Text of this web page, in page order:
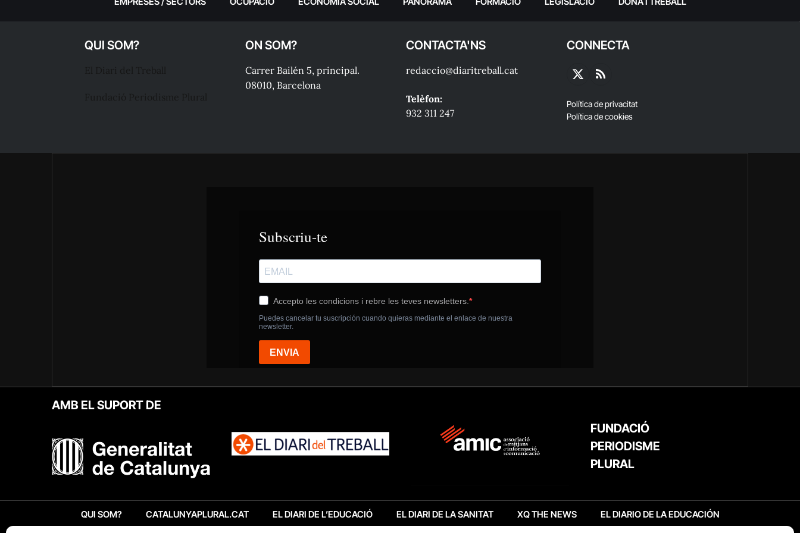
QUI SOM? ON SOM?
Carrer Bailén 5, principal.
08010, Barcelona
CONTACTA'NS
redaccio@diaritreball.cat
Telèfon:
932 311 247
CONNECTA
X
RSS
Política de privacitat
Política de cookies
AMB EL SUPORT DE
FUNDACIÓ
PERIODISME
PLURAL
QUI SOM? CATALUNYAPLURAL.CAT EL DIARI DE L’EDUCACIÓ EL DIARI DE LA SANITAT XQ THE NEWS EL DIARIO DE LA EDUCACIÓN